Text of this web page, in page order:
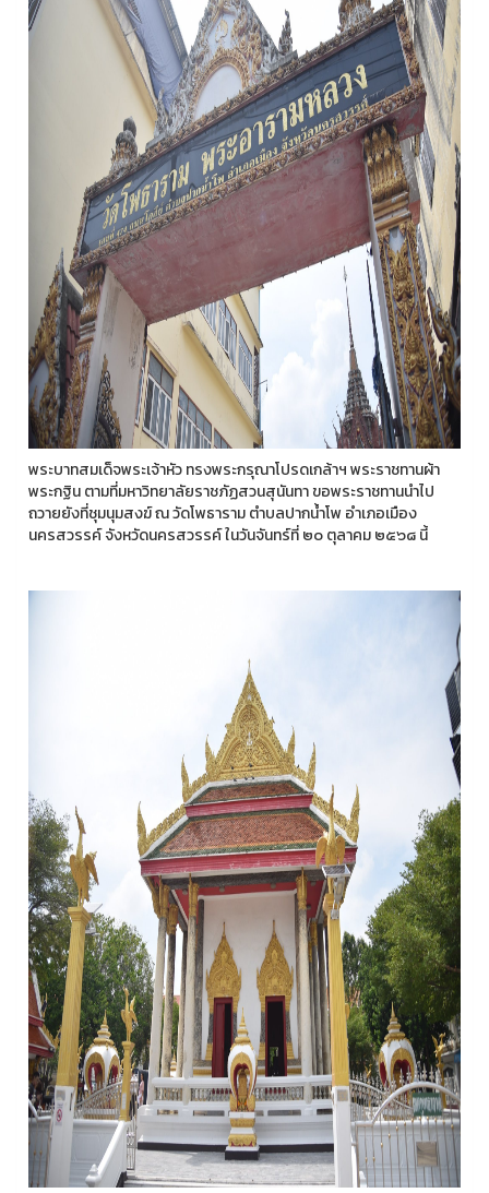
พระบาทสมเด็จพระเจ้าหัว ทรงพระกรุณาโปรดเกล้าฯ พระราชทานผ้า
พระกฐิน ตามที่มหาวิทยาลัยราชภัฏสวนสุนันทา ขอพระราชทานนำไป
ถวายยังที่ชุมนุมสงฆ์ ณ วัดโพธาราม ตำบลปากน้ำโพ อำเภอเมือง
นครสวรรค์ จังหวัดนครสวรรค์ ในวันจันทร์ที่ ๒๐ ตุลาคม ๒๕๖๘ นี้